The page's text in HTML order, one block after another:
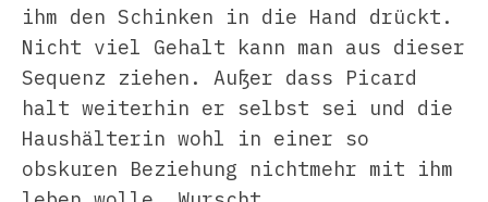
ihm den Schinken in die Hand drückt.
Nicht viel Gehalt kann man aus dieser
Sequenz ziehen. Außer dass Picard
halt weiterhin er selbst sei und die
Haushälterin wohl in einer so
obskuren Beziehung nichtmehr mit ihm